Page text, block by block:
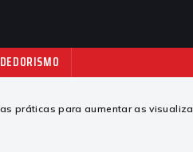
práticas para aumentar as